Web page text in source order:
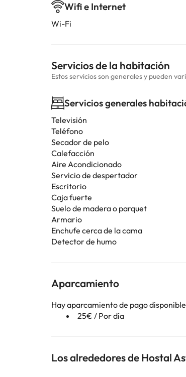
Wifi e Internet
Wi-Fi
Servicios de la habitación
Estos servicios son generales y pueden
Servicios generales
Televisión
Teléfono
Secador de pelo
Calefacción
Aire Acondicionado
Servicio de despertador
Escritorio
Caja fuerte
Suelo de madera o parquet
Armario
Enchufe cerca de la cama
Detector de humo
Aparcamiento
Hay aparcamiento de pago
25€ / Por día
Los alrededores de Hostal